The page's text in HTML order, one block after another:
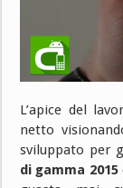
L’apice del
netto
sviluppato per
di gamma 2015